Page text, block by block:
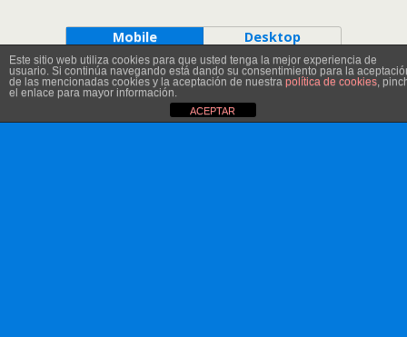
Mobile Desktop
Este sitio web utiliza cookies para que usted tenga la mejor experiencia de
usuario. Si continúa navegando está dando su consentimiento para la
de las mencionadas cookies y la aceptación de nuestra política de cookies,
el enlace para mayor información.
ACEPTAR